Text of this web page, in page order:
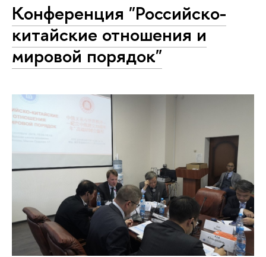
Конференция "Российско-
китайские отношения и
мировой порядок"